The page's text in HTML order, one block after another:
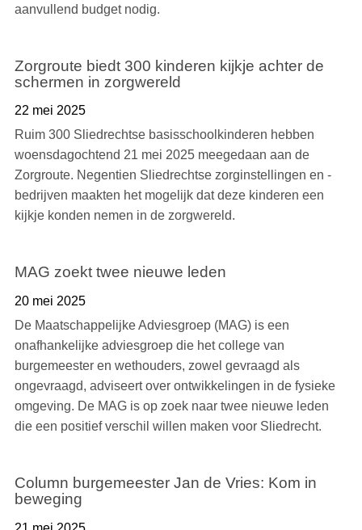
aanvullend budget nodig.
Zorgroute biedt 300 kinderen kijkje achter de
schermen in zorgwereld
22 mei 2025
Ruim 300 Sliedrechtse basisschoolkinderen hebben
woensdagochtend 21 mei 2025 meegedaan aan de
Zorgroute. Negentien Sliedrechtse zorginstellingen en -
bedrijven maakten het mogelijk dat deze kinderen een
kijkje konden nemen in de zorgwereld.
MAG zoekt twee nieuwe leden
20 mei 2025
De Maatschappelijke Adviesgroep (MAG) is een
onafhankelijke adviesgroep die het college van
burgemeester en wethouders, zowel gevraagd als
ongevraagd, adviseert over ontwikkelingen in de fysieke
omgeving. De MAG is op zoek naar twee nieuwe leden
die een positief verschil willen maken voor Sliedrecht.
Column burgemeester Jan de Vries: Kom in
beweging